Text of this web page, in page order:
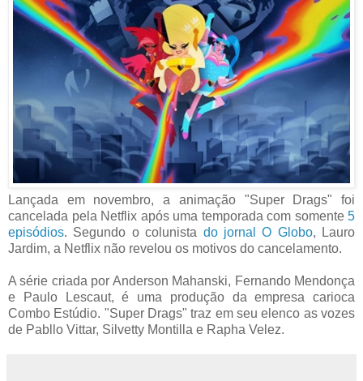
Lançada em novembro, a animação "Super Drags" foi
cancelada pela Netflix após uma temporada com somente 5
episódios. Segundo o colunista do jornal O Globo, Lauro
Jardim, a Netflix não revelou os motivos do cancelamento.
A série criada por Anderson Mahanski, Fernando Mendonça
e Paulo Lescaut, é uma produção da empresa carioca
Combo Estúdio. "Super Drags" traz em seu elenco as vozes
de Pabllo Vittar, Silvetty Montilla e Rapha Velez.